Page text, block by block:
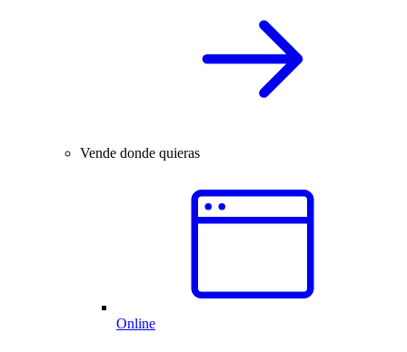
Vende donde quieras
Online